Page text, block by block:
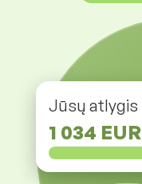
Jūsų atlygis
1 034 EUR